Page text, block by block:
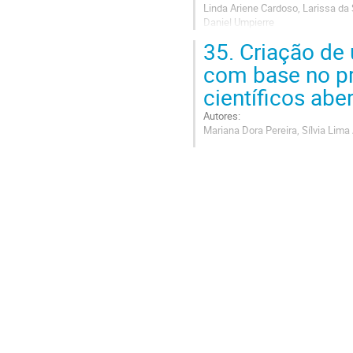
Linda Ariene Cardoso, Larissa
Daniel Umpierre
Go
to
contribution
page
35. Criação
com base no
científicos
Autores:
Mariana Dora Pereira, Sílvia Lima